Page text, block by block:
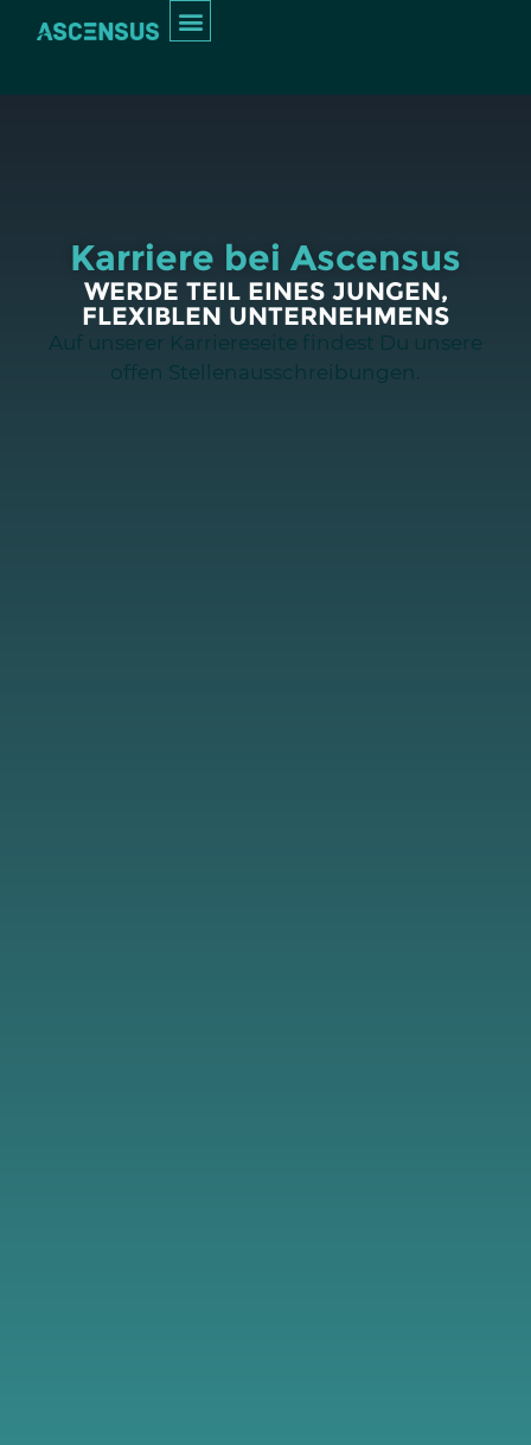
springen
Karriere bei Ascensus
WERDE TEIL EINES JUNGEN,
FLEXIBLEN UNTERNEHMENS
Auf unserer Karriereseite findest Du unsere
offen Stellenausschreibungen.